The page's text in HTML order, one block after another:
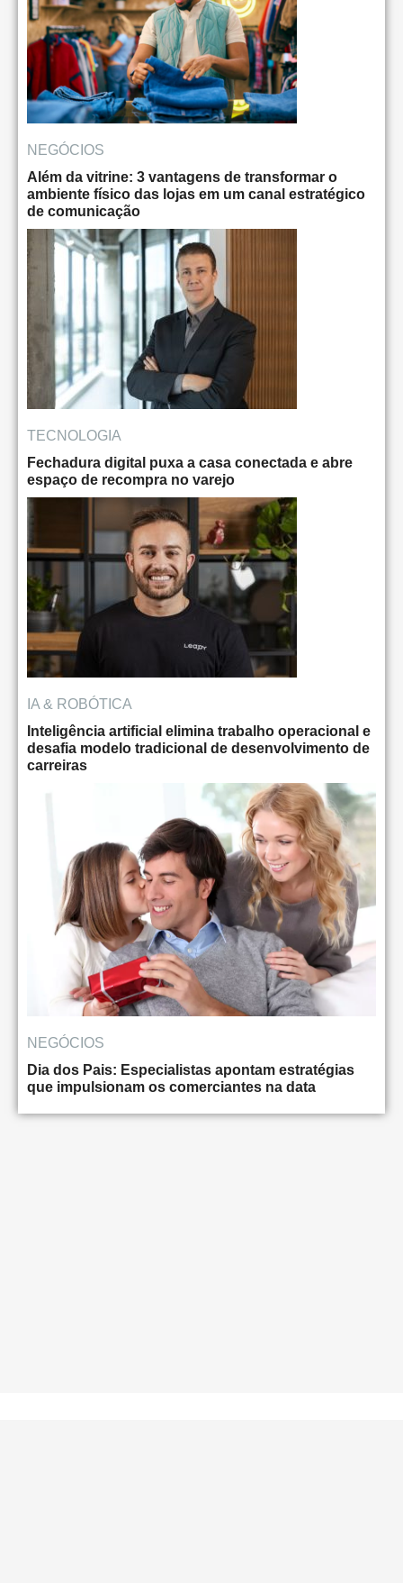
NEGÓCIOS
Além da vitrine: 3 vantagens de transformar o
ambiente físico das lojas em um canal estratégico
de comunicação
TECNOLOGIA
Fechadura digital puxa a casa conectada e abre
espaço de recompra no varejo
IA & ROBÓTICA
Inteligência artificial elimina trabalho operacional e
desafia modelo tradicional de desenvolvimento de
carreiras
NEGÓCIOS
Dia dos Pais: Especialistas apontam estratégias
que impulsionam os comerciantes na data